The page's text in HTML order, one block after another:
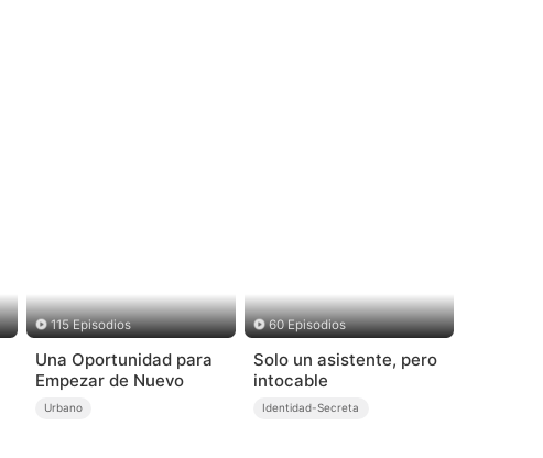
115 Episodios
Una Oportunidad para
Empezar de Nuevo
Urbano
60 Episodios
Solo un asistente, pero
intocable
Identidad-Secreta